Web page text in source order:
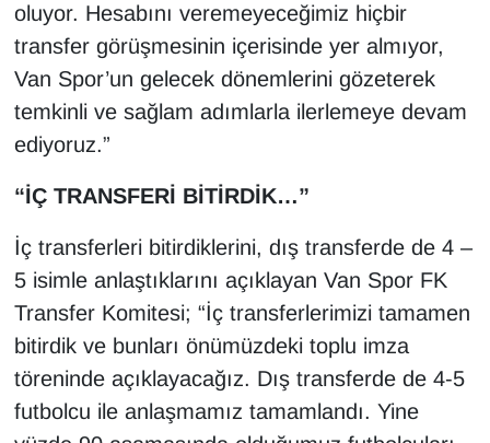
oluyor. Hesabını veremeyeceğimiz hiçbir
transfer görüşmesinin içerisinde yer almıyor,
Van Spor’un gelecek dönemlerini gözeterek
temkinli ve sağlam adımlarla ilerlemeye devam
ediyoruz.”
“İÇ TRANSFERİ BİTİRDİK…”
İç transferleri bitirdiklerini, dış transferde de 4 –
5 isimle anlaştıklarını açıklayan Van Spor FK
Transfer Komitesi; “İç transferlerimizi tamamen
bitirdik ve bunları önümüzdeki toplu imza
töreninde açıklayacağız. Dış transferde de 4-5
futbolcu ile anlaşmamız tamamlandı. Yine